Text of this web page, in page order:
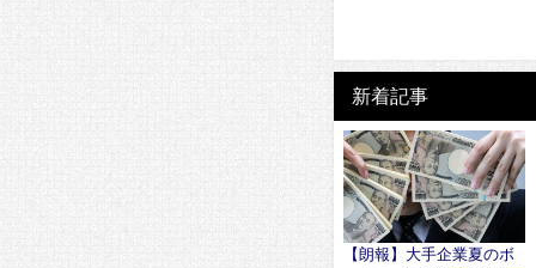
新着記事
【朗報】大手企業夏のボ